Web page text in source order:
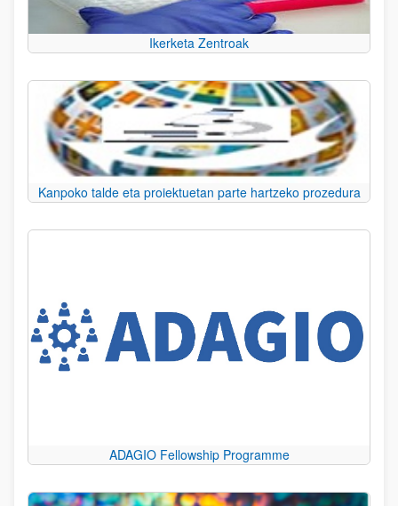
Ikerketa Zentroak
Kanpoko talde eta proiektuetan parte hartzeko prozedura
ADAGIO Fellowship Programme